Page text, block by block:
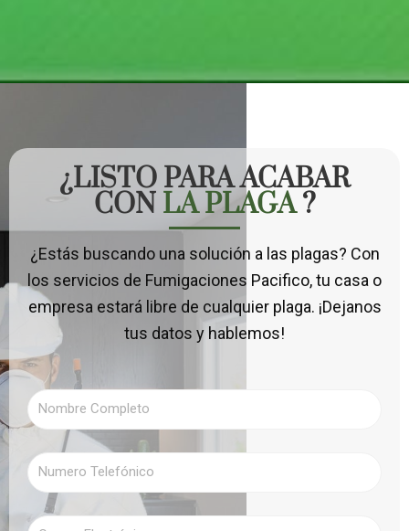
¿LISTO PARA ACABAR
CON LA PLAGA?
¿Estás buscando una solución a las plagas? Con
los servicios de Fumigaciones Pacifico, tu casa o
empresa estará libre de cualquier plaga. ¡Dejanos
tus datos y hablemos!